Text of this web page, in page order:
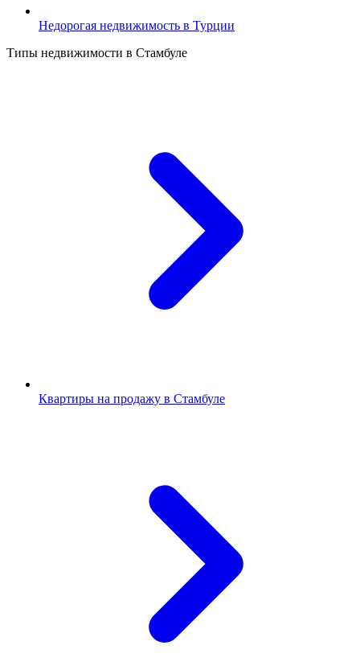
Недорогая недвижимость в Турции
Типы недвижимости в Стамбуле
Квартиры на продажу в Стамбуле